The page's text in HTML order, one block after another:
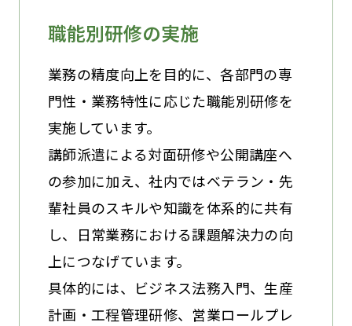
職能別研修の実施
業務の精度向上を目的に、各部門の専
門性・業務特性に応じた職能別研修を
実施しています。
講師派遣による対面研修や公開講座へ
の参加に加え、社内ではベテラン・先
輩社員のスキルや知識を体系的に共有
し、日常業務における課題解決力の向
上につなげています。
具体的には、ビジネス法務入門、生産
計画・工程管理研修、営業ロールプレ